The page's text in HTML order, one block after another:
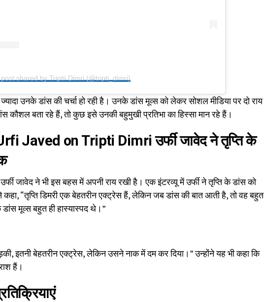
post shared by Triptii Dimri (@tripti_dimri)
उनके डांस की चर्चा हो रही है। उनके डांस मूव्स को लेकर सोशल मीडिया पर दो राय
बता रहे हैं, तो कुछ इसे उनकी बहुमुखी प्रतिभा का हिस्सा मान रहे हैं।
Javed on Tripti Dimriउर्फी जावेद ने तृप्ति के
जावेद ने भी इस बहस में अपनी राय रखी है। एक इंटरव्यू में उर्फी ने तृप्ति के डांस को
“तृप्ति डिमरी एक बेहतरीन एक्ट्रेस हैं, लेकिन जब डांस की बात आती है, तो वह बहुत
मूव्स बहुत ही हास्यास्पद थे।”
इतनी बेहतरीन एक्ट्रेस, लेकिन उसने नाक में दम कर दिया।” उन्होंने यह भी कहा कि
हैं।